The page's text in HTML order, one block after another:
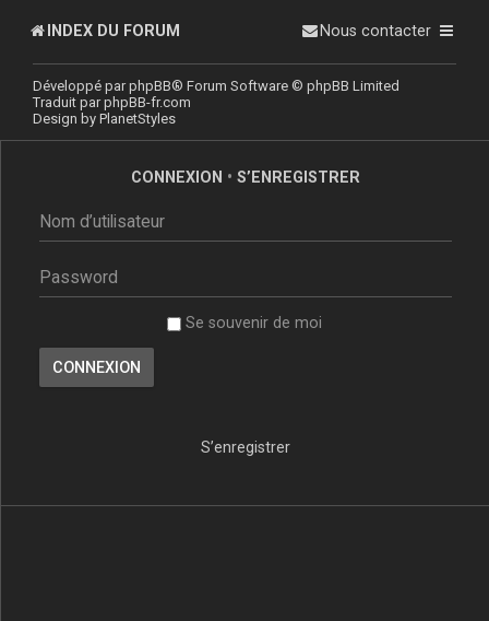
INDEX DU FORUM Nous contacter
Développé parphpBB® Forum Software © phpBB Limited
Traduit parphpBB-fr.com
Design by PlanetStyles
CONNEXION • S’ENREGISTRER
Se souvenir de moi
S’enregistrer